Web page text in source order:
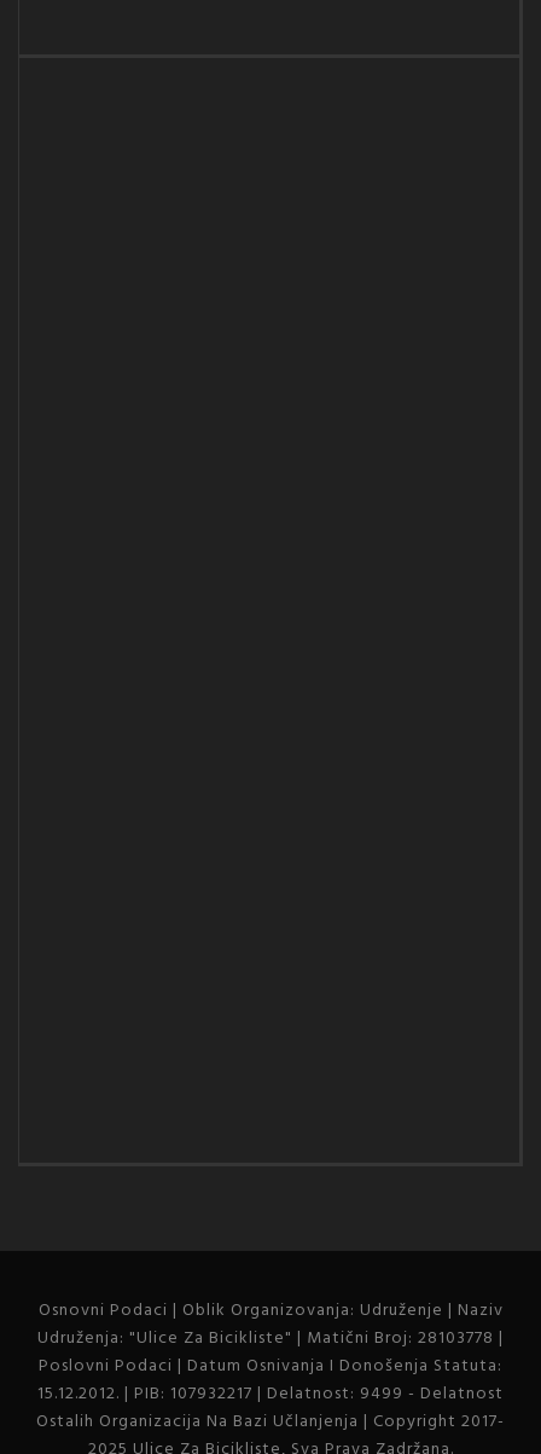
Osnovni Podaci | Oblik Organizovanja: Udruženje | Naziv
Udruženja: "Ulice Za Bicikliste" | Matični Broj: 28103778 |
Poslovni Podaci | Datum Osnivanja I Donošenja Statuta:
15.12.2012. | PIB: 107932217 | Delatnost: 9499 - Delatnost
Ostalih Organizacija Na Bazi Učlanjenja | Copyright 2017-